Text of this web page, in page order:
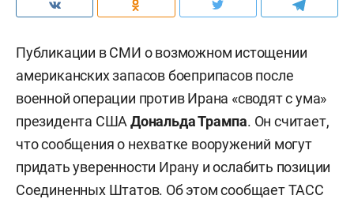
Публикации в СМИ о возможном истощении
американских запасов боеприпасов после
военной операции против Ирана «сводят с ума»
президента СШАДональда Трампа. Он считает,
что сообщения о нехватке вооружений могут
придать уверенности Ирану и ослабить позиции
Соединенных Штатов. Об этом сообщаетТАСС